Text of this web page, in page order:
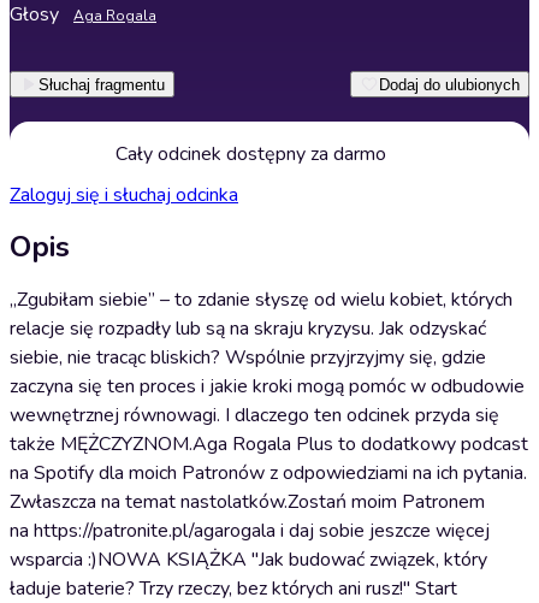
Głosy Aga Rogala
Słuchaj fragmentu Dodaj do ulubionych
Cały odcinek dostępny za darmo
Zaloguj się i słuchaj odcinka
Opis
„Zgubiłam siebie” – to zdanie słyszę od wielu kobiet, których
relacje się rozpadły lub są na skraju kryzysu. Jak odzyskać
siebie, nie tracąc bliskich? Wspólnie przyjrzyjmy się, gdzie
zaczyna się ten proces i jakie kroki mogą pomóc w odbudowie
wewnętrznej równowagi. I dlaczego ten odcinek przyda się
także MĘŻCZYZNOM.⁠⁠⁠Aga Rogala Plus⁠⁠⁠⁠⁠⁠⁠⁠ to dodatkowy podcast
na Spotify dla moich Patronów z odpowiedziami na ich pytania.
Zwłaszcza na temat nastolatków.Zostań moim Patronem
na ⁠⁠⁠⁠⁠⁠⁠⁠⁠⁠⁠⁠⁠⁠⁠⁠⁠⁠⁠⁠⁠⁠⁠⁠⁠⁠⁠⁠⁠⁠⁠⁠⁠⁠⁠https://patronite.pl/agarogala⁠⁠⁠⁠⁠⁠⁠⁠⁠⁠⁠⁠⁠⁠⁠⁠⁠⁠⁠⁠⁠⁠⁠⁠⁠⁠⁠⁠⁠⁠⁠⁠⁠⁠⁠ i daj sobie jeszcze więcej
wsparcia :)⁠⁠⁠⁠⁠⁠⁠⁠⁠⁠⁠⁠⁠⁠NOWA KSIĄŻKA "Jak budować związek, który
ładuje baterie? Trzy rzeczy, bez których ani rusz!" Start